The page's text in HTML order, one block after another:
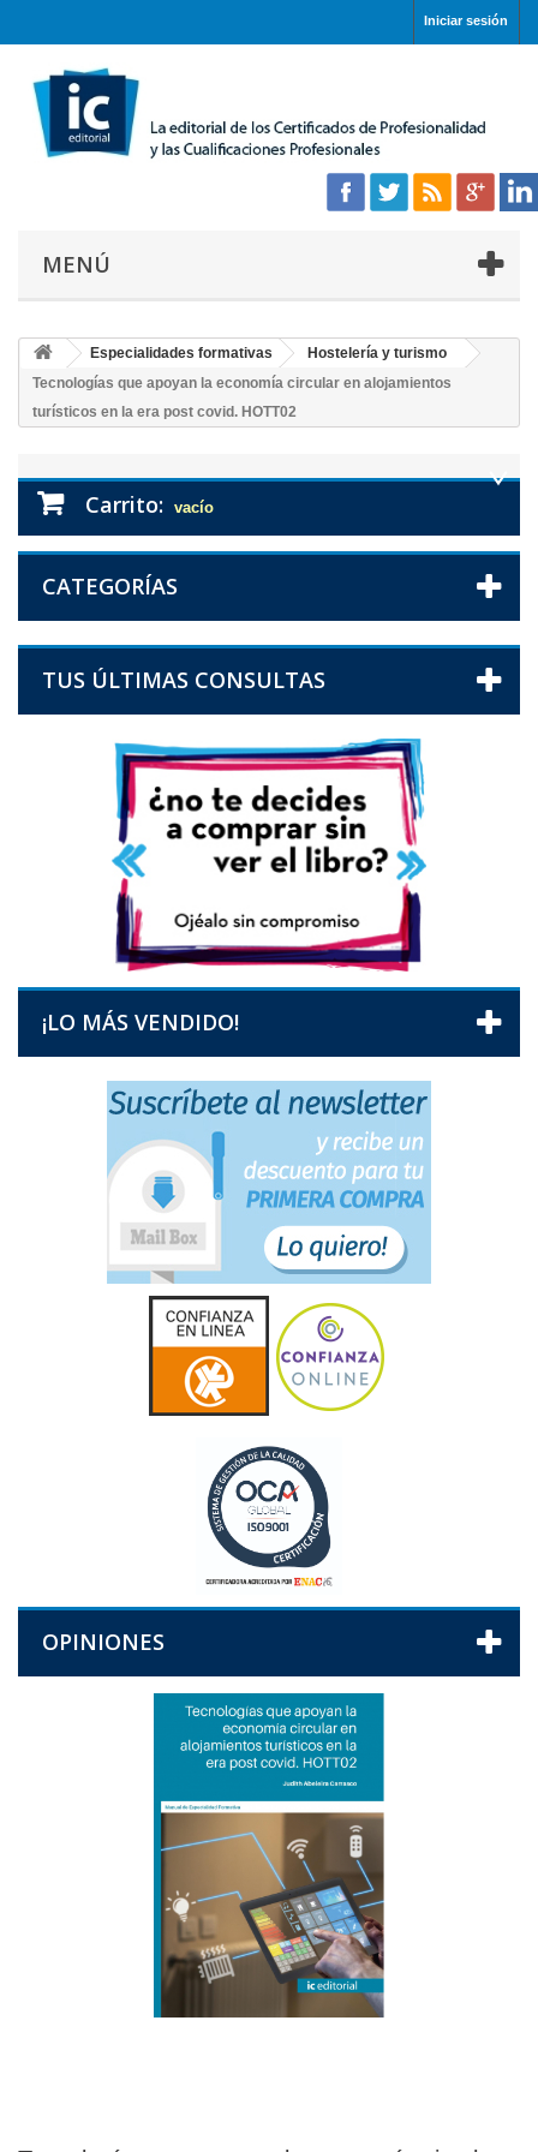
Iniciar sesión
MENÚ
Especialidades formativas
Hostelería y turismo
Tecnologías que apoyan la economía circular en alojamientos
turísticos en la era post covid. HOTT02
Carrito: vacío
CATEGORÍAS
TUS ÚLTIMAS CONSULTAS
¡LO MÁS VENDIDO!
OPINIONES